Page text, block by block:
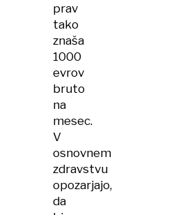
prav
tako
znaša
1000
evrov
bruto
na
mesec.
V
osnovnem
zdravstvu
opozarjajo,
da